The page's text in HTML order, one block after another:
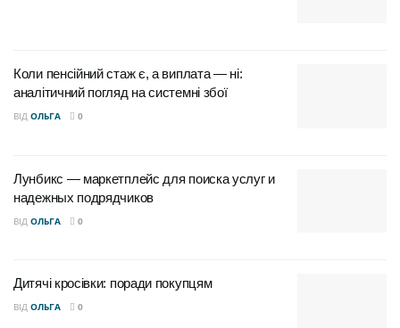
Коли пенсійний стаж є, а виплата — ні:
аналітичний погляд на системні збої
ВІД ОЛЬГА 0
Лунбикс — маркетплейс для поиска услуг и
надежных подрядчиков
ВІД ОЛЬГА 0
Дитячі кросівки: поради покупцям
ВІД ОЛЬГА 0